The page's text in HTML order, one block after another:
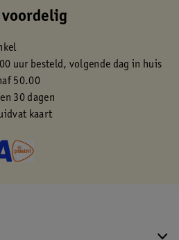
uur besteld, volgende dag in huis
50.00
30 dagen
kaart